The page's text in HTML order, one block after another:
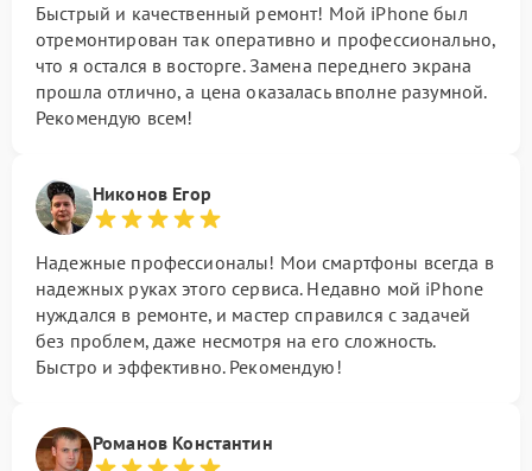
Быстрый и качественный ремонт! Мой iPhone был
отремонтирован так оперативно и профессионально,
что я остался в восторге. Замена переднего экрана
прошла отлично, а цена оказалась вполне разумной.
Рекомендую всем!
Никонов Егор
Надежные профессионалы! Мои смартфоны всегда в
надежных руках этого сервиса. Недавно мой iPhone
нуждался в ремонте, и мастер справился с задачей
без проблем, даже несмотря на его сложность.
Быстро и эффективно. Рекомендую!
Романов Константин